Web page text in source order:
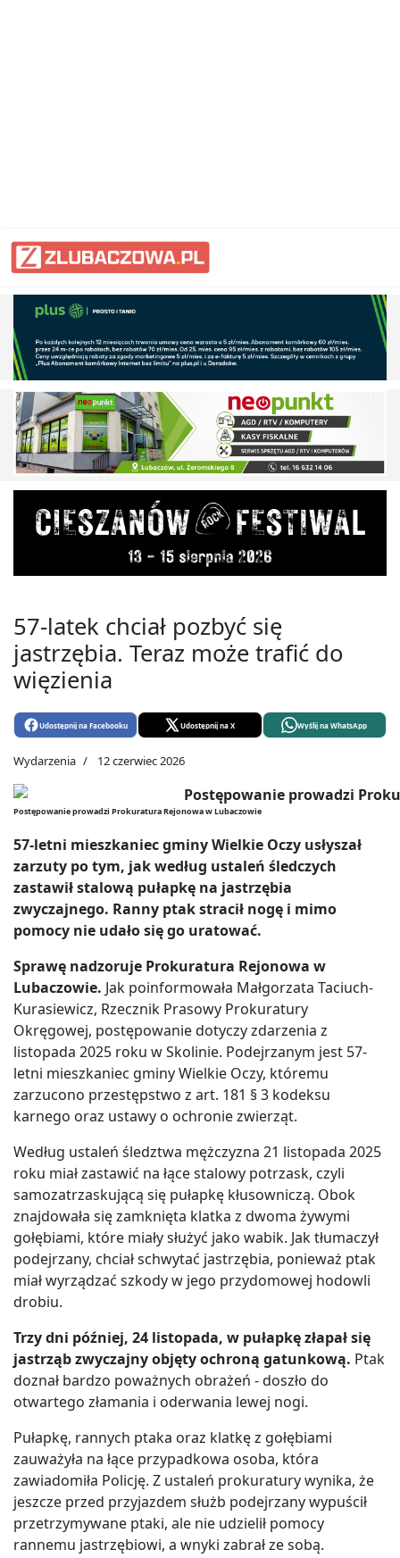
57-latek chciał pozbyć się
jastrzębia. Teraz może trafić do
więzienia
Udostępnij na Facebooku Udostępnij na X Wyślij na WhatsApp
Wydarzenia 12 czerwiec 2026
Postępowanie prowadzi Prokuratura Rejonowa w Lubaczowie
57-letni mieszkaniec gminy Wielkie Oczy usłyszał
zarzuty po tym, jak według ustaleń śledczych
zastawił stalową pułapkę na jastrzębia
zwyczajnego. Ranny ptak stracił nogę i mimo
pomocy nie udało się go uratować.
Sprawę nadzoruje Prokuratura Rejonowa w
Lubaczowie. Jak poinformowała Małgorzata Taciuch-
Kurasiewicz, Rzecznik Prasowy Prokuratury
Okręgowej, postępowanie dotyczy zdarzenia z
listopada 2025 roku w Skolinie. Podejrzanym jest 57-
letni mieszkaniec gminy Wielkie Oczy, któremu
zarzucono przestępstwo z art. 181 § 3 kodeksu
karnego oraz ustawy o ochronie zwierząt.
Według ustaleń śledztwa mężczyzna 21 listopada 2025
roku miał zastawić na łące stalowy potrzask, czyli
samozatrzaskującą się pułapkę kłusowniczą. Obok
znajdowała się zamknięta klatka z dwoma żywymi
gołębiami, które miały służyć jako wabik. Jak tłumaczył
podejrzany, chciał schwytać jastrzębia, ponieważ ptak
miał wyrządzać szkody w jego przydomowej hodowli
drobiu.
Trzy dni później, 24 listopada, w pułapkę złapał się
jastrząb zwyczajny objęty ochroną gatunkową. Ptak
doznał bardzo poważnych obrażeń - doszło do
otwartego złamania i oderwania lewej nogi.
Pułapkę, rannych ptaka oraz klatkę z gołębiami
zauważyła na łące przypadkowa osoba, która
zawiadomiła Policję. Z ustaleń prokuratury wynika, że
jeszcze przed przyjazdem służb podejrzany wypuścił
przetrzymywane ptaki, ale nie udzielił pomocy
rannemu jastrzębiowi, a wnyki zabrał ze sobą.